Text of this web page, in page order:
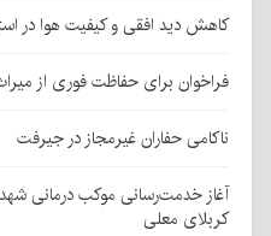
کاهش دید افقی و کیفیت هوا در
فراخوان برای حفاظت فوری از
ناکامی حفاران غیرمجاز در جیرفت
آغاز خدمت‌رسانی موکب درمانی
کربلای معلی